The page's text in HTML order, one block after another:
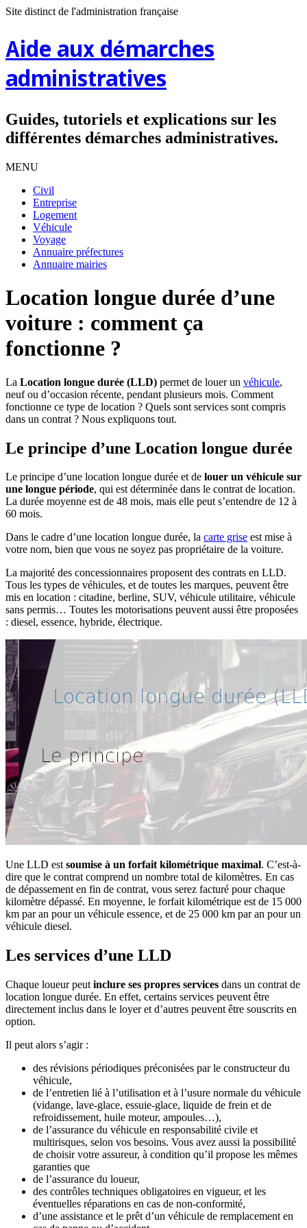
Site distinct de l'administration française
Aide aux démarches
administratives
Guides, tutoriels et explications sur les
différentes démarches administratives.
MENU
Civil
Entreprise
Logement
Véhicule
Voyage
Annuaire préfectures
Annuaire mairies
Location longue durée d’une
voiture : comment ça
fonctionne ?
La Location longue durée (LLD) permet de louer un véhicule,
neuf ou d’occasion récente, pendant plusieurs mois. Comment
fonctionne ce type de location ? Quels sont services sont compris
dans un contrat ? Nous expliquons tout.
Le principe d’une Location longue durée
Le principe d’une location longue durée et de louer un véhicule sur
une longue période, qui est déterminée dans le contrat de location.
La durée moyenne est de 48 mois, mais elle peut s’entendre de 12 à
60 mois.
Dans le cadre d’une location longue durée, la carte grise est mise à
votre nom, bien que vous ne soyez pas propriétaire de la voiture.
La majorité des concessionnaires proposent des contrats en LLD.
Tous les types de véhicules, et de toutes les marques, peuvent être
mis en location : citadine, berline, SUV, véhicule utilitaire, véhicule
sans permis… Toutes les motorisations peuvent aussi être proposées
: diesel, essence, hybride, électrique.
Une LLD estsoumise à un forfait kilométrique maximal. C’est-à-
dire que le contrat comprend un nombre total de kilomètres. En cas
de dépassement en fin de contrat, vous serez facturé pour chaque
kilomètre dépassé. En moyenne, le forfait kilométrique est de 15 000
km par an pour un véhicule essence, et de 25 000 km par an pour un
véhicule diesel.
Les services d’une LLD
Chaque loueur peut inclure ses propres services dans un contrat de
location longue durée. En effet, certains services peuvent être
directement inclus dans le loyer et d’autres peuvent être souscrits en
option.
Il peut alors s’agir :
des révisions périodiques préconisées par le constructeur du
véhicule,
de l’entretien lié à l’utilisation et à l’usure normale du véhicule
(vidange, lave-glace, essuie-glace, liquide de frein et de
refroidissement, huile moteur, ampoules…),
de l’assurance du véhicule en responsabilité civile et
multirisques, selon vos besoins. Vous avez aussi la possibilité
de choisir votre assureur, à condition qu’il propose les mêmes
garanties que
de l’assurance du loueur,
des contrôles techniques obligatoires en vigueur, et les
éventuelles réparations en cas de non-conformité,
d’une assistance et le prêt d’un véhicule de remplacement en